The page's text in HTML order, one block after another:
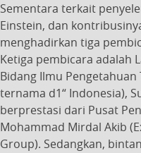
Sementara terkait
Einstein, dan
menghadirkan tiga
Ketiga pembicara adalah
Bidang Ilmu Pengetahuan
ternama d1“ Indonesia),
berprestasi dari Pusat
Mohammad Mirdal Akib
Group). Sedangkan,